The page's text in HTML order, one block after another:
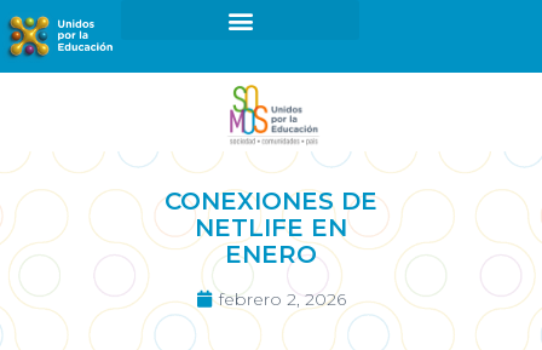
CONEXIONES DE
NETLIFE EN
ENERO
febrero 2, 2026